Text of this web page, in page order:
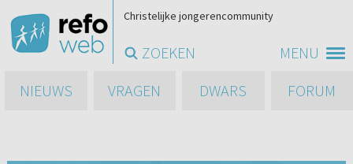
MENU
Christelijke jongerencommunity
ZOEKEN
NIEUWS
VRAGEN DWARS FORUM